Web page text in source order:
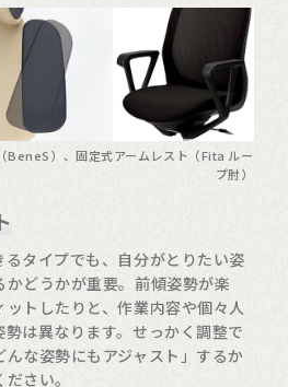
BeneS）、固定式アームレスト（Fita ルー
プ肘）
タイプでも、自分がとりたい姿
どうかが重要。前傾姿勢が楽
トしたりと、作業内容や個々人
は異なります。せっかく調整で
な姿勢にもアジャスト」するか
さい。